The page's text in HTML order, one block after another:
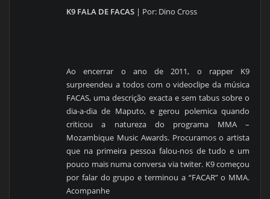
K9 FALA DE FACAS | Por: Dino Cross
Ao encerrar o ano de 2011, o rapper K9
surpreendeu a todos com o videoclipe da música
FACAS, uma descrição exacta e sem tabus sobre o
dia-a-dia de Maputo, e gerou polemica quando
criticou a natureza do programa MMA –
Mozambique Music Awards. Procuramos o artista
que na primeira pessoa falou-nos de tudo e um
pouco mais numa conversa via twiter. K9 começou
por falar do grupo e terminou a “FACAR” o MMA.
Acompanhe